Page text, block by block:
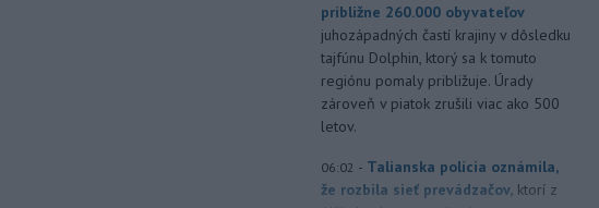
približne 260.000 obyvateľov
juhozápadných častí krajiny v dôsledku
tajfúnu Dolphin, ktorý sa k tomuto
regiónu pomaly približuje. Úrady
zároveň v piatok zrušili viac ako 500
letov.
06:02 - Talianska polícia oznámila,
že rozbila sieť prevádzačov, ktorí z